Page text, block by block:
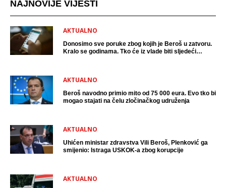
NAJNOVIJE VIJESTI
AKTUALNO
Donosimo sve poruke zbog kojih je Beroš u zatvoru.
Kralo se godinama. Tko će iz vlade biti sljedeći
AKTUALNO
Beroš navodno primio mito od 75 000 eura. Evo tko bi
mogao stajati na čelu zločinačkog udruženja
AKTUALNO
Uhićen ministar zdravstva Vili Beroš, Plenković ga
smijenio: Istraga USKOK-a zbog korupcije
AKTUALNO